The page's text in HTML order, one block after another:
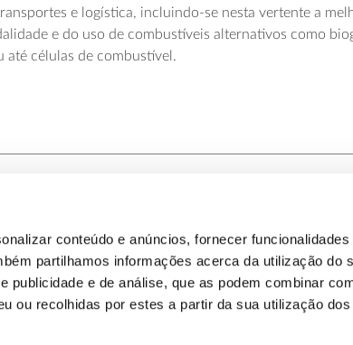
conteúdo e anúncios, fornecer
partilhamos informações acerca da utilização do
publicidade e de análise, que as podem combinar
ou recolhidas por estes a partir da sua utilização
e logística, incluindo-se nesta vertente a
e do uso de combustíveis alternativos como
até células de combustível.
Política de
Política de